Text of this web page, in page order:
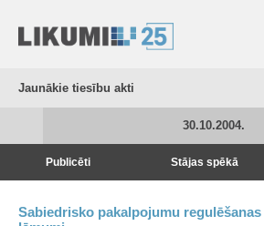
Jaunākie tiesību akti
30.10.2004.
Publicēti Stājas spēkā
Sabiedrisko pakalpojumu